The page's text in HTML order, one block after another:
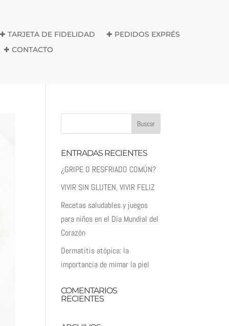
✚ TARJETA DE FIDELIDAD
✚ PEDIDOS EXPRÉS
✚ CONTACTO
ENTRADAS RECIENTES
¿GRIPE O RESFRIADO COMÚN?
VIVIR SIN GLUTEN, VIVIR FELIZ
Recetas saludables y juegos
para niños en el Día Mundial del
Corazón
Dermatitis atópica: la
importancia de mimar la piel
COMENTARIOS
RECIENTES